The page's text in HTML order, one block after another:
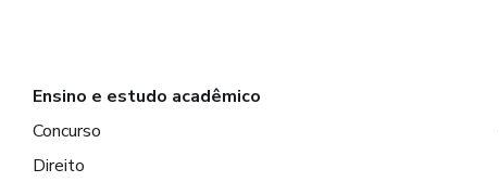
Ensino e estudo acadêmico
Concurso
Direito